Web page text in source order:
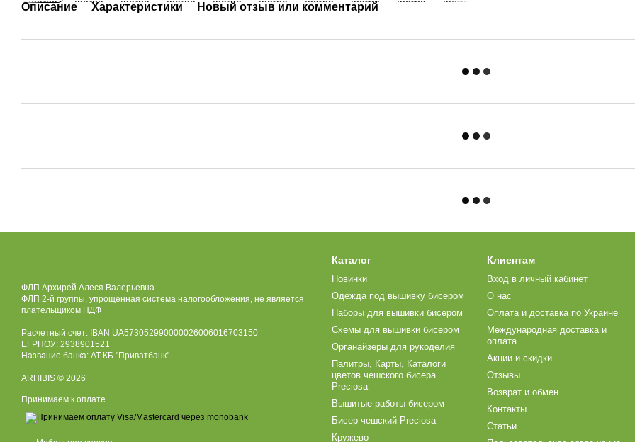
Описание Характеристики Новый отзыв или комментарий
ФЛП Архирей Алеся Валерьевна
ФЛП 2-й группы, упрощенная система налогообложения, не является
плательщиком ПДФ
Расчетный счет: IBAN UA573052990000026006016703150
ЕГРПОУ: 2938901521
Название банка: АТ КБ "Приватбанк"
ARHIBIS © 2026
Принимаем к оплате
Каталог
Новинки
Одежда под вышивку бисером
Наборы для вышивки бисером
Схемы для вышивки бисером
Органайзеры для рукоделия
Палитры, Карты, Каталоги
цветов чешского бисера
Preciosa
Вышитые работы бисером
Бисер чешский Preciosa
Кружево
Клиентам
Вход в личный кабинет
О нас
Оплата и доставка по Украине
Международная доставка и
оплата
Акции и скидки
Отзывы
Возврат и обмен
Контакты
Статьи